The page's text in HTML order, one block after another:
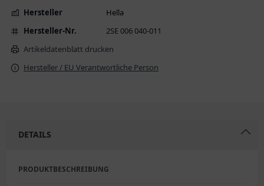
Hersteller
Hella
Hersteller-Nr.
2SE 006 040-011
Artikeldatenblatt drucken
Hersteller / EU Verantwortliche Person
DETAILS
PRODUKTBESCHREIBUNG